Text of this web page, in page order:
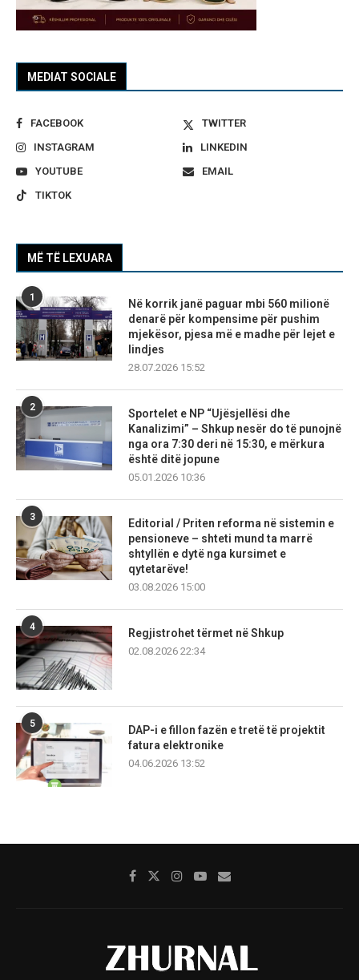
MEDIAT SOCIALE
FACEBOOK
TWITTER
INSTAGRAM
LINKEDIN
YOUTUBE
EMAIL
TIKTOK
MË TË LEXUARA
1
Në korrik janë paguar mbi 560 milionë
denarë për kompensime për pushim
mjekësor, pjesa më e madhe për lejet e
lindjes
28.07.2026 15:52
2
Sportelet e NP “Ujësjellësi dhe
Kanalizimi” – Shkup nesër do të punojnë
nga ora 7:30 deri në 15:30, e mërkura
është ditë jopune
05.01.2026 10:36
3
Editorial / Priten reforma në sistemin e
pensioneve – shteti mund ta marrë
shtyllën e dytë nga kursimet e
qytetarëve!
03.08.2026 15:00
4
Regjistrohet tërmet në Shkup
02.08.2026 22:34
5
DAP-i e fillon fazën e tretë të projektit
fatura elektronike
04.06.2026 13:52